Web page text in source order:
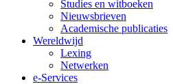
Studies en witboeken
Nieuwsbrieven
Academische publicaties
Wereldwijd
Lexing
Netwerken
e-Services